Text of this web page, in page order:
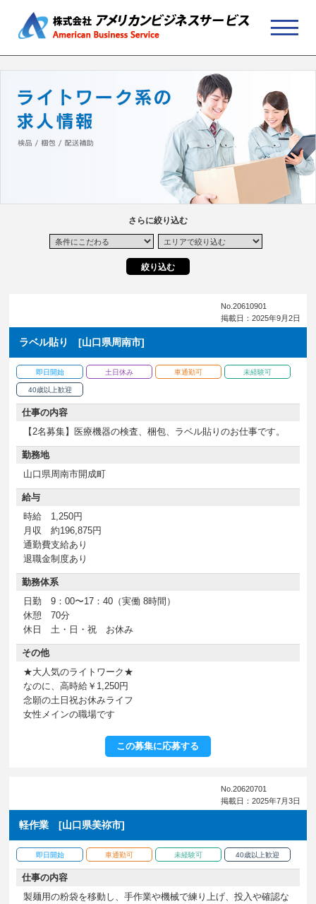
さらに絞り込む
No.20610901
掲載日：2025年9月2日
ラベル貼り [山口県周南市]
即日開始 土日休み 車通勤可 未経験可
40歳以上歓迎
仕事の内容
【2名募集】医療機器の検査、梱包、ラベル貼りのお仕事です。
勤務地
山口県周南市開成町
給与
時給 1,250円
月収 約196,875円
通勤費支給あり
退職金制度あり
勤務体系
日勤 9：00〜17：40（実働 8時間）
休憩 70分
休日 土・日・祝 お休み
その他
★大人気のライトワーク★
なのに、高時給￥1,250円
念願の土日祝お休みライフ
女性メインの職場です
この募集に応募する
No.20620701
掲載日：2025年7月3日
軽作業 [山口県美祢市]
即日開始 車通勤可 未経験可 40歳以上歓迎
仕事の内容
製麺用の粉袋を移動し、手作業や機械で練り上げ、投入や確認な